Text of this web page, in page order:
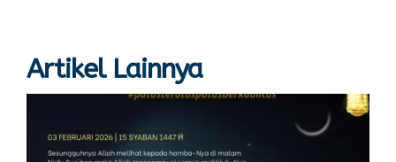
Artikel Lainnya